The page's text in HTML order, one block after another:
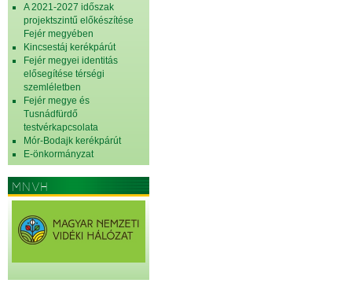
A 2021-2027 időszak
projektszintű előkészítése
Fejér megyében
Kincsestáj kerékpárút
Fejér megyei identitás
elősegítése térségi
szemléletben
Fejér megye és
Tusnádfürdő
testvérkapcsolata
Mór-Bodajk kerékpárút
E-önkormányzat
MNVH